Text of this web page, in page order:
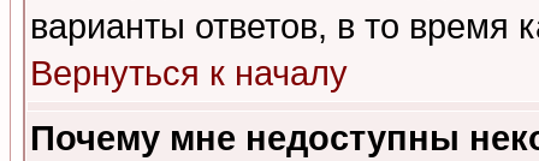
варианты ответов, в то время
Вернуться к началу
Почему мне недоступны